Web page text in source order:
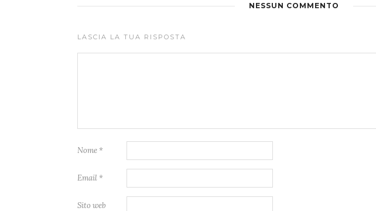
NESSUN COMMENTO
LASCIA LA TUA RISPOSTA
Nome *
Email *
Sito web